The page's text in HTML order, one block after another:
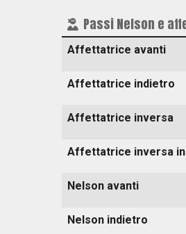
Passi Nelson e
Affettatrice avanti
Affettatrice indietro
Affettatrice inversa
Affettatrice inversa
Nelson avanti
Nelson indietro